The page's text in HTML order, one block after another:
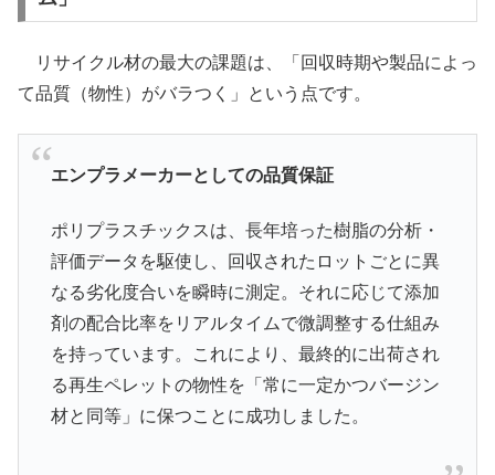
リサイクル材の最大の課題は、「回収時期や製品によっ
て品質（物性）がバラつく」という点です。
エンプラメーカーとしての品質保証
ポリプラスチックスは、長年培った樹脂の分析・
評価データを駆使し、回収されたロットごとに異
なる劣化度合いを瞬時に測定。それに応じて添加
剤の配合比率をリアルタイムで微調整する仕組み
を持っています。これにより、最終的に出荷され
る再生ペレットの物性を「常に一定かつバージン
材と同等」に保つことに成功しました。